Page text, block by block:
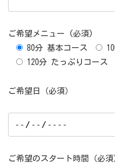
ご希望メニュー (必須)
80分 基本コース
120分 たっぷりコース
ご希望日（必須）
ご希望のスタート時間（必